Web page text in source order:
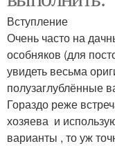
Вступление
Очень часто на
особняков (для
увидеть весьма
полузаглублённые
Гораздо реже
хозяева и
варианты , то уж